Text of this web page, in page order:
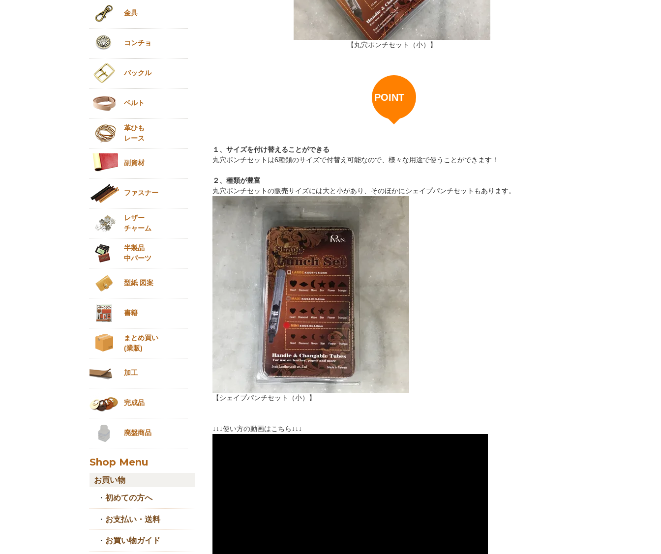
【丸穴ポンチセット（小）】
POINT
１、サイズを付け替えることができる
丸穴ポンチセットは6種類のサイズで付替え可能なので、様々な用途で使うことができます！
２、種類が豊富
丸穴ポンチセットの販売サイズには大と小があり、そのほかにシェイプパンチセットもあります。
【シェイプパンチセット（小）】
↓↓↓使い方の動画はこちら↓↓↓
金具
コンチョ
バックル
ベルト
革ひも
レース
副資材
ファスナー
レザー
チャーム
半製品
中パーツ
型紙 図案
書籍
まとめ買い
(業販)
加工
完成品
廃盤商品
Shop Menu
お買い物
・ 初めての方へ
・ お支払い・送料
・ お買い物ガイド